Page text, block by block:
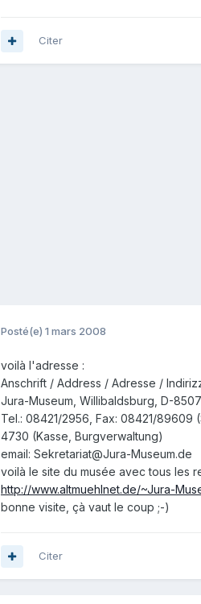
Citer
Posté(e) 1 mars 2008
voilà l'adresse :
Anschrift / Address / Adresse /
Jura-Museum, Willibaldsburg, D-
Tel.: 08421/2956, Fax: 08421/89609
4730 (Kasse, Burgverwaltung)
email: Sekretariat@Jura-Museum.de
voilà le site du musée avec tous les
http://www.altmuehlnet.de/~Jura-
bonne visite, çà vaut le coup ;-)
Citer